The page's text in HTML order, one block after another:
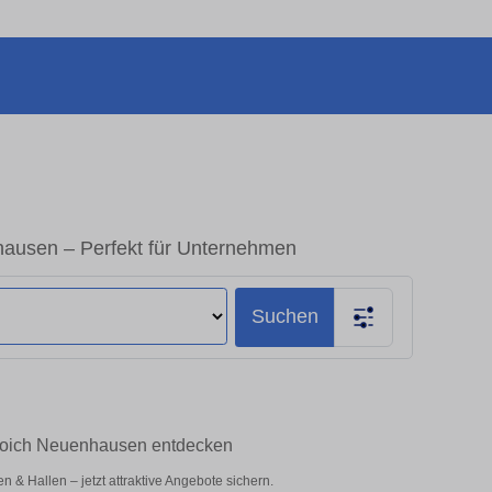
– Perfekt für Unternehmen
Suchen
Neuenhausen entdecken
& Hallen – jetzt attraktive Angebote sichern.